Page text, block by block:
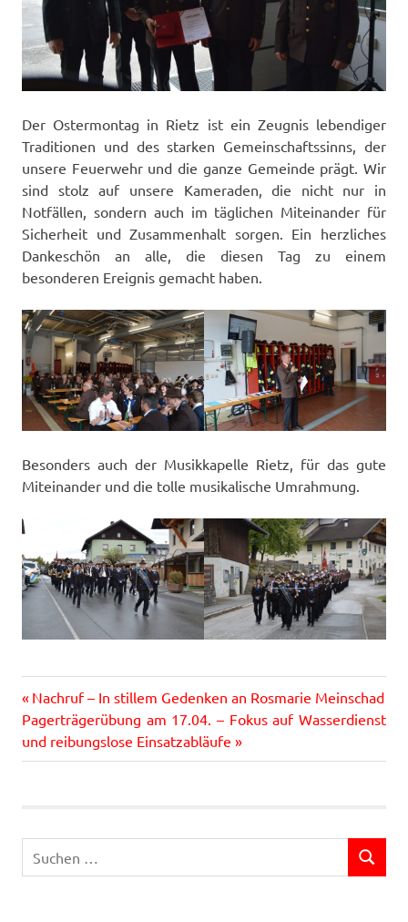
Der Ostermontag in Rietz ist ein Zeugnis lebendiger
Traditionen und des starken Gemeinschaftssinns, der
unsere Feuerwehr und die ganze Gemeinde prägt. Wir
sind stolz auf unsere Kameraden, die nicht nur in
Notfällen, sondern auch im täglichen Miteinander für
Sicherheit und Zusammenhalt sorgen. Ein herzliches
Dankeschön an alle, die diesen Tag zu einem
besonderen Ereignis gemacht haben.
Besonders auch der Musikkapelle Rietz, für das gute
Miteinander und die tolle musikalische Umrahmung.
Beitragsnavigation
Vorheriger
Beitrag:
Nachruf – In stillem Gedenken an Rosmarie Meinschad
Nächster
Beitrag:
Pagerträgerübung am 17.04. – Fokus auf Wasserdienst
und reibungslose Einsatzabläufe
nach:
SUCHEN